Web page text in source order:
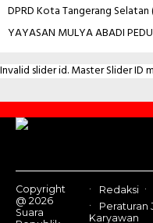
DPRD Kota Tangerang Selatan
YAYASAN MULYA ABADI
Invalid slider id. Master Slider ID
Contact
Us
Copyright
@ 2026
Suara
Redaksi
Peraturan
Karyawan